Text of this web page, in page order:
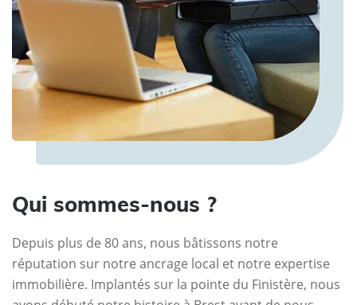
Qui sommes-nous ?
Depuis plus de 80 ans, nous bâtissons notre
réputation sur notre ancrage local et notre expertise
immobilière. Implantés sur la pointe du Finistère, nous